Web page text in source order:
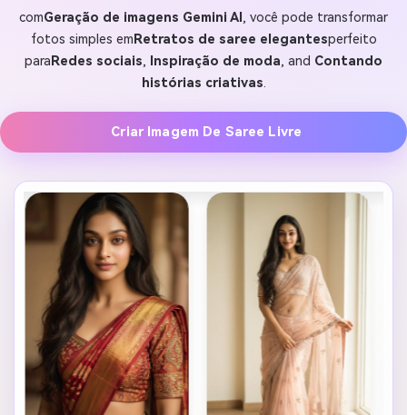
comGeração de imagens Gemini AI , você pode transformar
fotos simples em Retratos de saree elegantesperfeito
para Redes sociais, Inspiração de moda, and Contando
histórias criativas.
Criar Imagem De Saree Livre